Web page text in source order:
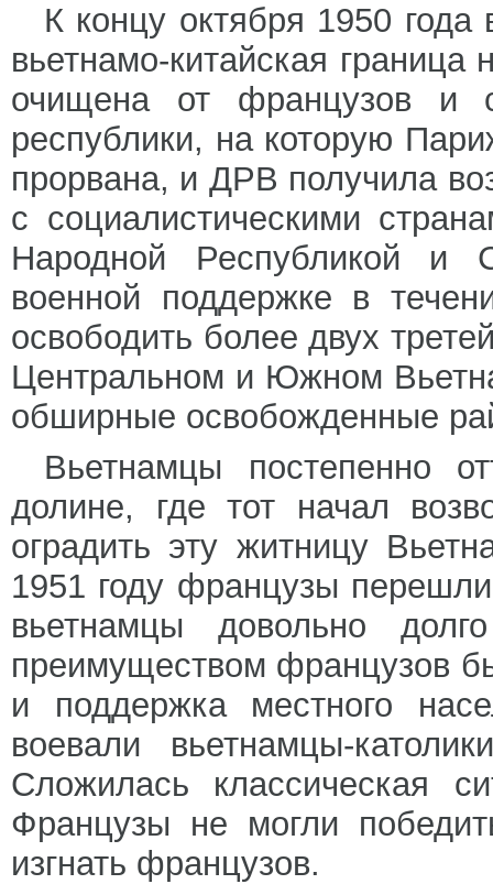
К концу октября 1950 года
вьетнамо-китайская
очищена от французов и
республики, на которую
прорвана, и ДРВ получила
с социалистическими
Народной Республикой и
военной поддержке в
освободить более двух
Центральном и Южном
обширные освобожденные
Вьетнамцы постепенно
долине, где тот начал
оградить эту житницу
1951 году французы
вьетнамцы довольно
преимуществом французов
и поддержка местного
воевали вьетнамцы-
Сложилась классическая
Французы не могли
изгнать французов.